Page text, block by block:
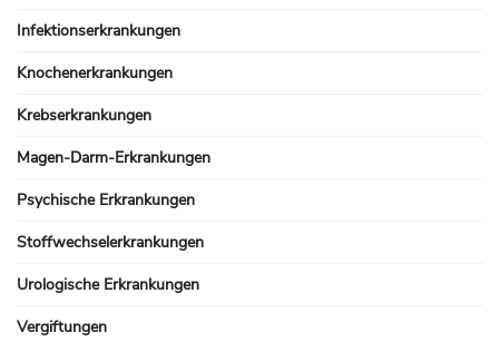
Infektionserkrankungen
Knochenerkrankungen
Krebserkrankungen
Magen-Darm-Erkrankungen
Psychische Erkrankungen
Stoffwechselerkrankungen
Urologische Erkrankungen
Vergiftungen